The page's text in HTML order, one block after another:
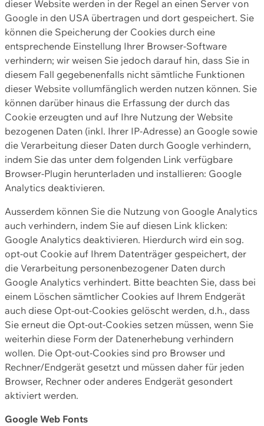
dieser Website werden in der Regel an einen Server von
Google in den USA übertragen und dort gespeichert. Sie
können die Speicherung der Cookies durch eine
entsprechende Einstellung Ihrer Browser-Software
verhindern; wir weisen Sie jedoch darauf hin, dass Sie in
diesem Fall gegebenenfalls nicht sämtliche Funktionen
dieser Website vollumfänglich werden nutzen können. Sie
können darüber hinaus die Erfassung der durch das
Cookie erzeugten und auf Ihre Nutzung der Website
bezogenen Daten (inkl. Ihrer IP-Adresse) an Google sowie
die Verarbeitung dieser Daten durch Google verhindern,
indem Sie das unter dem folgenden Link verfügbare
Browser-Plugin herunterladen und installieren: Google
Analytics deaktivieren.
Ausserdem können Sie die Nutzung von Google Analytics
auch verhindern, indem Sie auf diesen Link klicken:
Google Analytics deaktivieren. Hierdurch wird ein sog.
opt-out Cookie auf Ihrem Datenträger gespeichert, der
die Verarbeitung personenbezogener Daten durch
Google Analytics verhindert. Bitte beachten Sie, dass bei
einem Löschen sämtlicher Cookies auf Ihrem Endgerät
auch diese Opt-out-Cookies gelöscht werden, d.h., dass
Sie erneut die Opt-out-Cookies setzen müssen, wenn Sie
weiterhin diese Form der Datenerhebung verhindern
wollen. Die Opt-out-Cookies sind pro Browser und
Rechner/Endgerät gesetzt und müssen daher für jeden
Browser, Rechner oder anderes Endgerät gesondert
aktiviert werden.
Google Web Fonts